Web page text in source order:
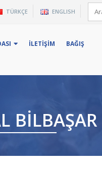
TÜRKÇE ENGLISH
İLETIŞIM BAĞIŞ
BILBAŞAR